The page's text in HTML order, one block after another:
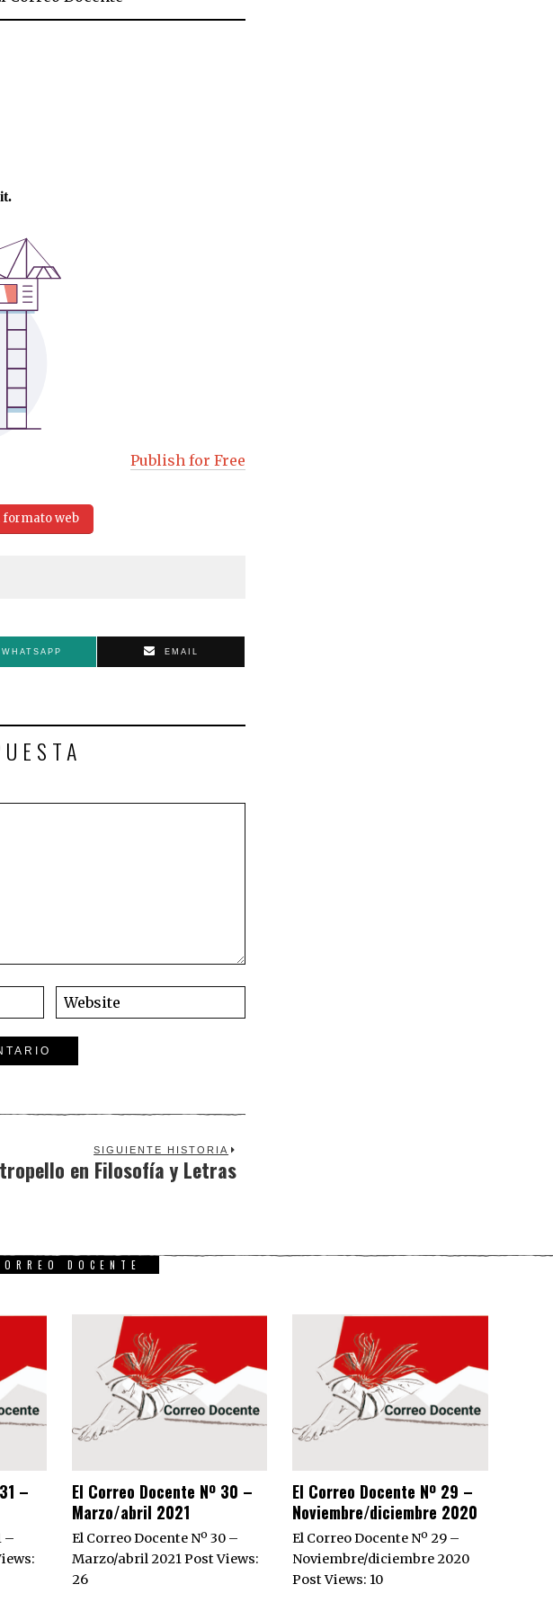
Publish for Free
formato web
WHATSAPP EMAIL
SIGUIENTE HISTORIA
en Filosofía y Letras
DOCENTE
–
–
El Correo Docente Nº 30 –
Marzo/abril 2021
El Correo Docente Nº 30 –
Marzo/abril 2021 Post Views:
26
El Correo Docente Nº 29 –
Noviembre/diciembre 2020
El Correo Docente Nº 29 –
Noviembre/diciembre 2020
Post Views: 10